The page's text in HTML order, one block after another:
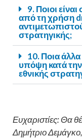
9. Ποιοι
από τη χρήση
στρατηγικής;
10. Ποια
υπόψη κατά
εθνικής
Ευχαριστίες: Θα θέ
Δημήτριο